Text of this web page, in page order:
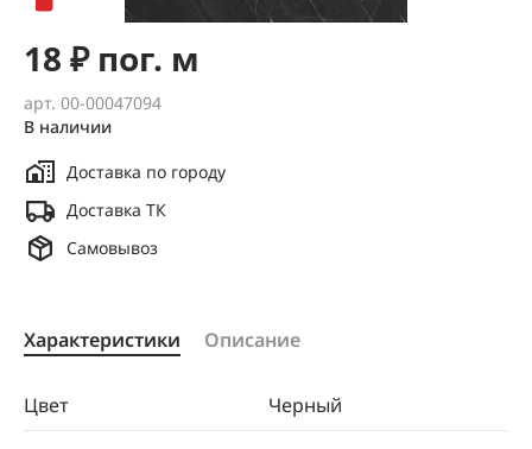
арт. 00-00047094
В наличии
Доставка по городу
Доставка ТК
Самовывоз
18 ₽ пог. м
Характеристики Описание
Цвет Черный